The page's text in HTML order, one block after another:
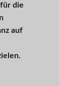
die
auf